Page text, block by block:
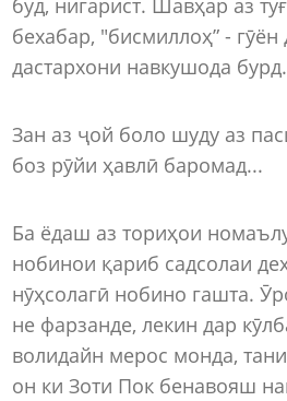
буд, нигарист. Шавҳар аз
бехабар, "бисмиллоҳ” - гӯён
дастархони навкушода бурд.
Зан аз ҷой боло шуду аз
боз рӯйи ҳавлӣ баромад...
Ба ёдаш аз ториҳои
нобинои қариб садсолаи
нӯҳсолагӣ нобино гашта.
не фарзанде, лекин дар
волидайн мерос монда,
он ки Зоти Пок бенавояш